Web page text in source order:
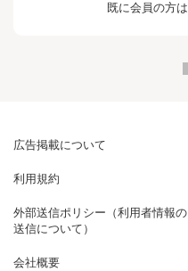
既に会員の方は
広告掲載について
利用規約
外部送信ポリシー（利用者情報の
送信について）
会社概要